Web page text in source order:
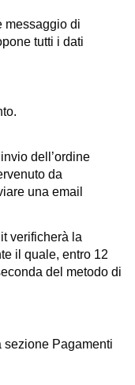
messaggio di
tutti i dati
dell’ordine
da
una email
verificherà la
il quale, entro 12
del metodo di
sezione Pagamenti